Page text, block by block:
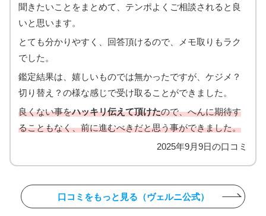
聞きたいことをまとめて、テンポよくご相談されると良
いと思います。
とても分かりやすく、回答頂けるので、メモ取りもラク
でした。
鑑定結果は、嬉しいものでは無かったですが、ケジメ？
切り替え？の様な感じで受け取ることができました。
良くない事をハッキリ伝えて頂けたので、へんに期待す
ることもなく、前に進むべきだと思う事ができました。
2025年9月9日の口コミ
口コミをもっと見る（ヴェルニ公式）